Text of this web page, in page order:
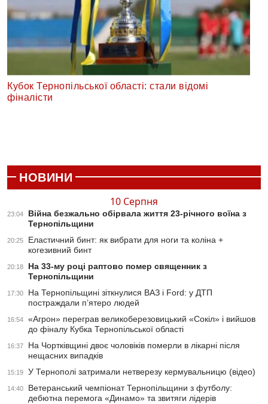
Кубок Тернопільської області: стали відомі
фіналісти
НОВИНИ
10 Серпня
23:04
Війна безжально обірвала життя 23-річного воїна з
Тернопільщини
20:25
Еластичний бинт: як вибрати для ноги та коліна +
когезивний бинт
20:18
На 33-му році раптово помер священник з
Тернопільщини
17:30
На Тернопільщині зіткнулися ВАЗ і Ford: у ДТП
постраждали п’ятеро людей
16:54
«Агрон» переграв великоберезовицький «Сокіл» і вийшов
до фіналу Кубка Тернопільської області
16:37
На Чортківщині двоє чоловіків померли в лікарні після
нещасних випадків
15:19 У Тернополі затримали нетверезу кермувальницю (відео)
14:40
Ветеранський чемпіонат Тернопільщини з футболу:
дебютна перемога «Динамо» та звитяги лідерів